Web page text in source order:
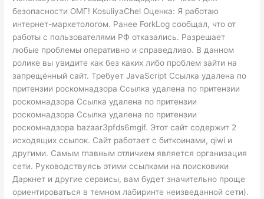
безопасности ОМГ! KosuliyaChel Оценка: Я работаю
интернет-маркетологом. Ранее ForkLog сообщал, что от
работы с пользователями РФ отказались. Разрешает
любые проблемы оперативно и справедливо. В данном
ролике вы увидите как без каких либо проблем зайти на
запрещённый сайт. Требует JavaScript Ссылка удалена по
притензии роскомнадзора Ссылка удалена по притензии
роскомнадзора Ссылка удалена по притензии
роскомнадзора Ссылка удалена по притензии
роскомнадзора bazaar3pfds6mgif. Этот сайт содержит 2
исходящих ссылок. Сайт работает с биткоинами, qiwi и
другими. Самым главным отличием является организация
сети. Руководствуясь этими ссылками на поисковики
Даркнет и другие сервисы, вам будет значительно проще
ориентироваться в темном лабиринте неизведанной сети).